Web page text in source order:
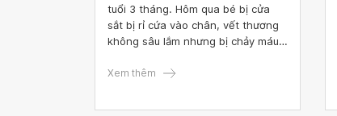
tuổi 3 tháng. Hôm qua bé bị cửa
sắt bị rỉ cứa vào chân, vết thương
không sâu lắm nhưng bị chảy máu.
tiêm uốn ván không ạ? Em cảm ơn
Xem thêm